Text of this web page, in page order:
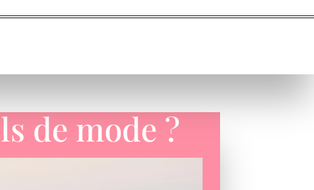
de mode ?